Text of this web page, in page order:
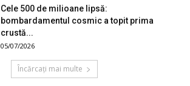
Cele 500 de milioane lipsă:
bombardamentul cosmic a topit prima
crustă...
05/07/2026
Încărcați mai multe